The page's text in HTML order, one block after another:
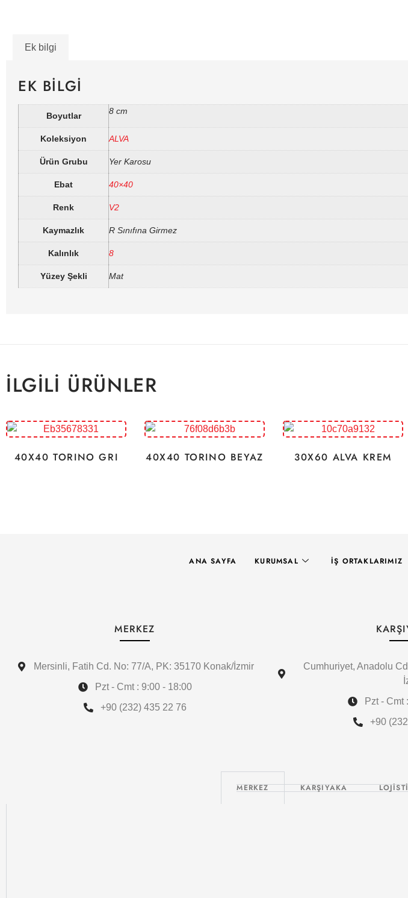
Ek bilgi
EK BILGI
Boyutlar 8 cm
Koleksiyon ALVA
Ürün Grubu Yer Karosu
Ebat 40×40
Renk V2
Kaymazlık R Sınıfına Girmez
Kalınlık 8
Yüzey Şekli Mat
İLGILI ÜRÜNLER
40X40 TORINO GRI 40X40 TORINO BEYAZ 30X60 ALVA KREM
ANA SAYFA KURUMSAL İŞ ORTAKLARIMIZ
MERKEZ
Mersinli, Fatih Cd. No: 77/A, PK: 35170 Konak/İzmir
Pzt - Cmt : 9:00 - 18:00
+90 (232) 435 22 76
Cumhuriyet, Anadolu
Pzt - Cmt
+90
MERKEZ KARŞIYAKA